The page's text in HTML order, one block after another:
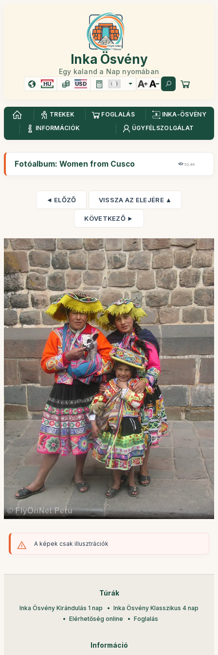
Inka Ösvény
Egy kaland a Nap nyomában
HU USD
TREKEK FOGLALÁS
INKA-ÖSVÉNY
INFORMÁCIÓK
ÜGYFÉLSZOLGÁLAT
Fotóalbum: Women from Cusco 52,4K
◄ ELŐZŐ VISSZA AZ ELEJÉRE ▲
KÖVETKEZŐ ►
A képek csak illusztrációk
Túrák
Inka Ösvény Kirándulás 1 nap
Inka Ösvény Klasszikus 4 nap
Elérhetőség online
Foglalás
Információ